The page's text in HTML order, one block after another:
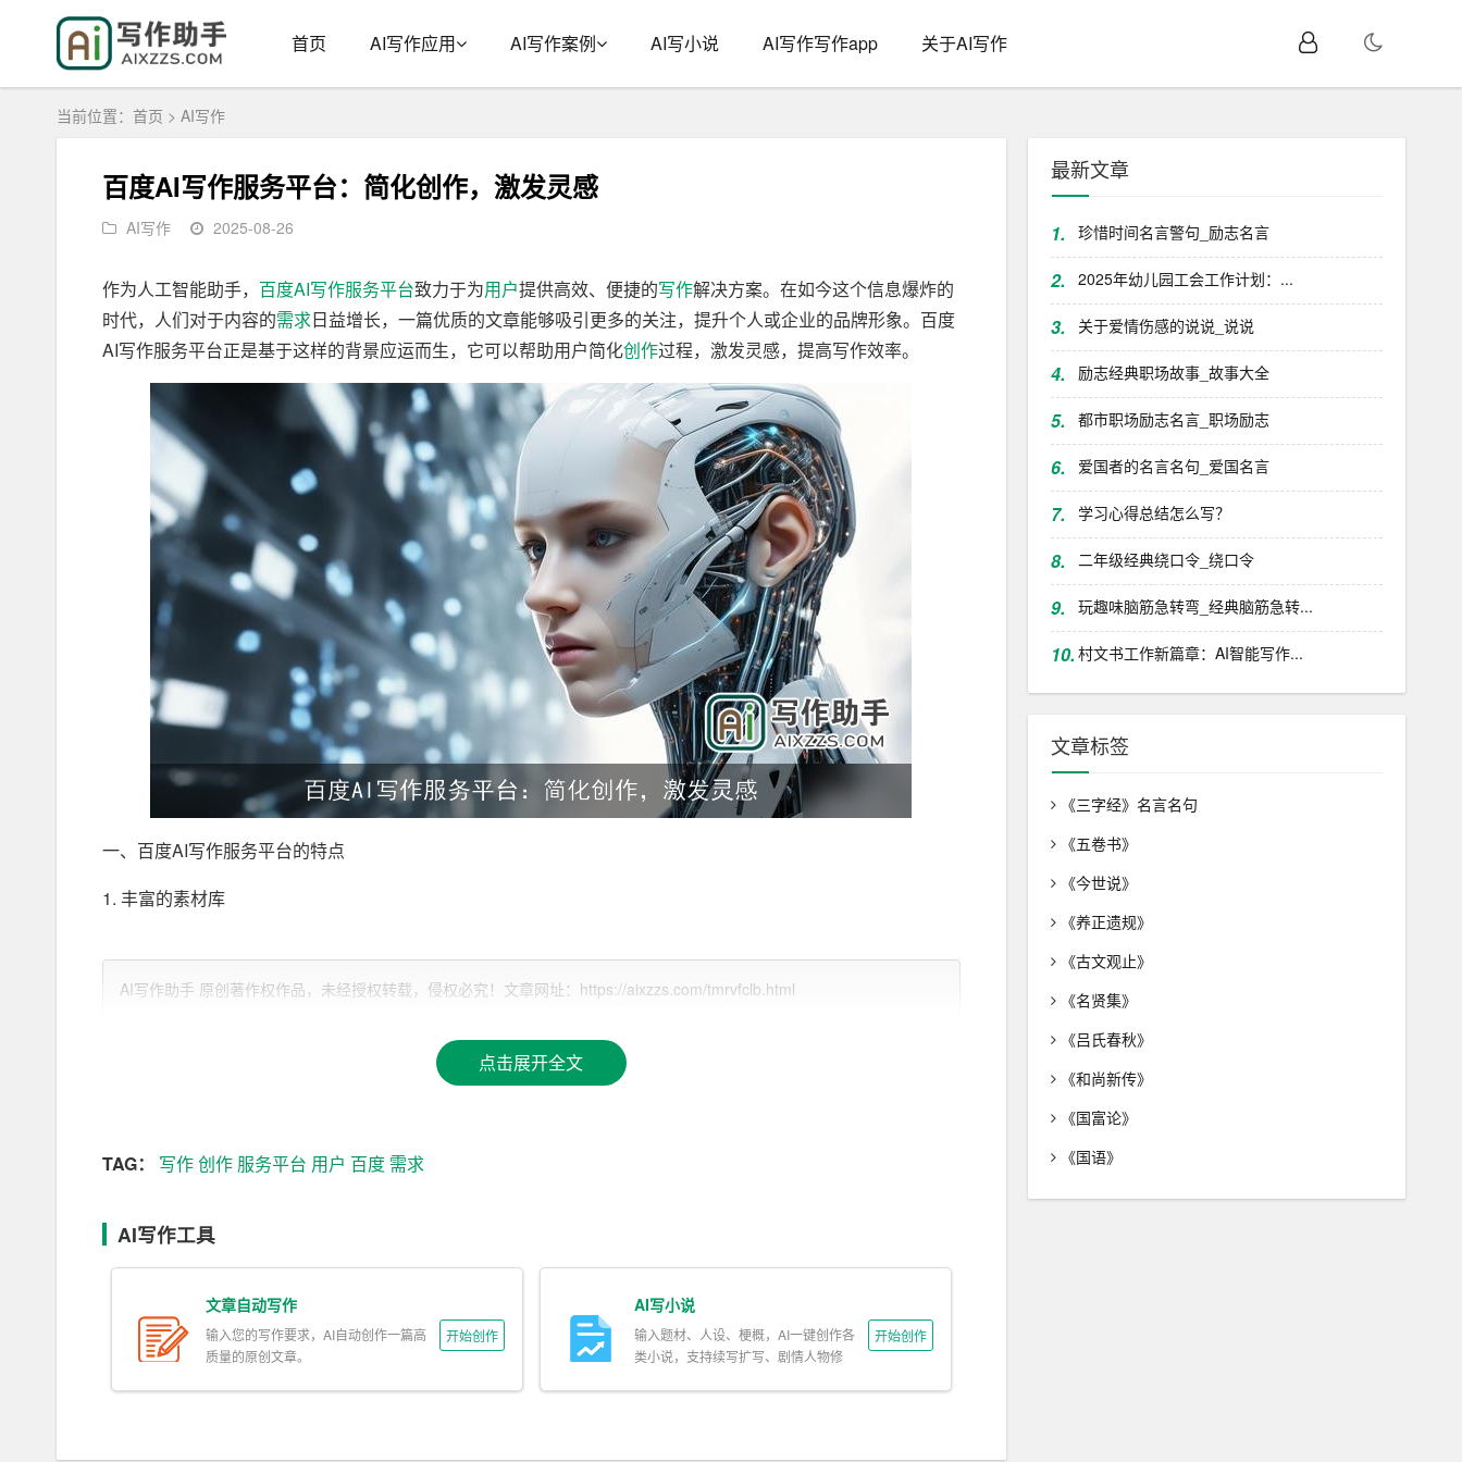
首页 AI写作应用 AI写作案例 AI写小说 AI写作写作app 关于AI写作
当前位置： 首页 > AI写作
百度AI写作服务平台：简化创作，激发灵感
AI写作 2025-08-26
作为人工智能助手， 百度AI写作服务平台致力于为用户提供高效、便捷的写作解决方案。在如今这个信息爆炸的
时代，人们对于内容的需求日益增长，一篇优质的文章能够吸引更多的关注，提升个人或企业的品牌形象。百度
AI写作服务平台正是基于这样的背景应运而生，它可以帮助用户简化创作过程，激发灵感，提高写作效率。
一、百度AI写作服务平台的特点
1. 丰富的素材库
据自己的需求，快速找到相关的素材，为文章创作提供有力支持。
基于大数据和自然语言处理技术，百度AI写作服务平台可以分析用户的写作需求，为其推荐合适的素材、标题和
3. 写作辅导
提供有针对性的建议和修改意见，帮助用户提高写作水平。
4. 实时互动
百度AI写作服务平台支持实时互动，用户可以在平台上与其他用户、AI助手进行交流，分享写作心得，互相学
习。这为用户创造了一个良好的学习氛围，激发了创作的灵感。
AI写作助手 原创著作权作品，未经授权转载，侵权必究！文章网址：https://aixzzs.com/tmrvfclb.html
点击展开全文
TAG： 写作创作 服务平台 用户 百度 需求
AI写作工具
文章自动写作
输入您的写作要求，AI自动创作一篇高
质量的原创文章。
开始创作
AI写小说
输入题材、人设、梗概，AI一键创作各
类小说，支持续写扩写、剧情人物修
开始创作
最新文章
1. 珍惜时间名言警句_励志名言
2. 2025年幼儿园工会工作计划：...
3. 关于爱情伤感的说说_说说
4. 励志经典职场故事_故事大全
5. 都市职场励志名言_职场励志
6. 爱国者的名言名句_爱国名言
7. 学习心得总结怎么写？
8. 二年级经典绕口令_绕口令
9. 玩趣味脑筋急转弯_经典脑筋急转...
10.村文书工作新篇章：AI智能写作...
文章标签
《三字经》名言名句
《五卷书》
《今世说》
《养正遗规》
《古文观止》
《名贤集》
《吕氏春秋》
《和尚新传》
《国富论》
《国语》